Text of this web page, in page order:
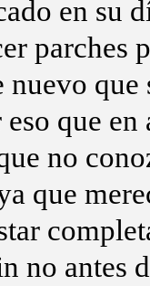
en su
parches
nuevo
eso que
no
que
no antes